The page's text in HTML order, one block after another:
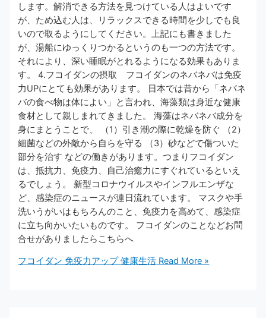
します。解消できる方法を見つけている人はよいです
が、ため込む人は、リラックスできる時間を少しでも良
いので取るようにしてください。上記にも書きました
が、湯船にゆっくりつかるというのも一つの方法です。
それにより、深い睡眠がとれるようになる効果もありま
す。 4.フコイダンの摂取 フコイダンのネバネバは免疫
力UPにとても効果があります。 日本では昔から「ネバネ
バの食べ物は体によい」と言われ、海藻類は身近な健康
食材として親しまれてきました。 海藻はネバネバ成分を
身にまとうことで、 （1）引き潮の際に乾燥を防ぐ （2）
細菌などの外敵から自らを守る （3）砂などで傷ついた
部分を治す などの働きがあります。つまりフコイダン
は、抵抗力、免疫力、自己治癒力にすぐれているといえ
るでしょう。 新型コロナウイルスやインフルエンザな
ど、感染症のニュースが連日流れています。 マスクや手
洗いうがいはもちろんのこと、免疫力を高めて、感染症
に立ち向かいたいものです。 フコイダンのことなどお問
合せがありましたらこちらへ
フコイダン 免疫力アップ 健康生活 Read More »